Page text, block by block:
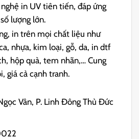
in UV tiên tiến, đáp ứng
lượng lớn.
in trên mọi chất liệu như
nhựa, kim loại, gỗ, da, in dtf
hộp quà, tem nhãn,… Cung
giá cả cạnh tranh.
Vân, P. Linh Đông Thủ Đức